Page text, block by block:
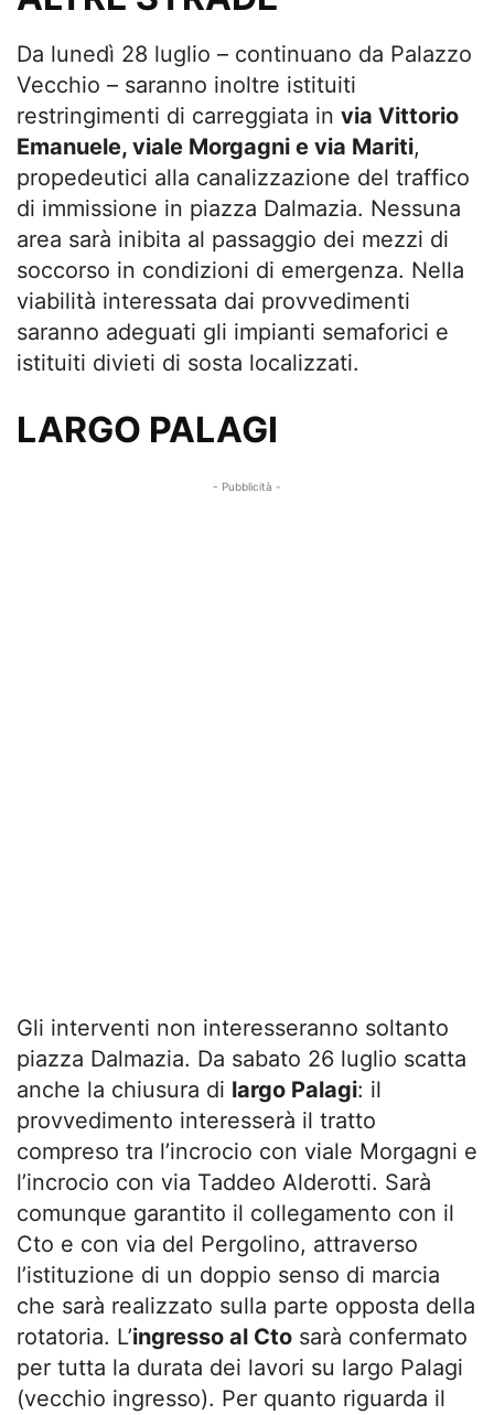
Da lunedì 28 luglio – continuano da Palazzo
Vecchio – saranno inoltre istituiti
restringimenti di carreggiata in via Vittorio
Emanuele, viale Morgagni e via Mariti,
propedeutici alla canalizzazione del traffico
di immissione in piazza Dalmazia. Nessuna
area sarà inibita al passaggio dei mezzi di
soccorso in condizioni di emergenza. Nella
viabilità interessata dai provvedimenti
saranno adeguati gli impianti semaforici e
istituiti divieti di sosta localizzati.
LARGO PALAGI
- Pubblicità -
Gli interventi non interesseranno soltanto
piazza Dalmazia. Da sabato 26 luglio scatta
anche la chiusura di largo Palagi: il
provvedimento interesserà il tratto
compreso tra l’incrocio con viale Morgagni e
l’incrocio con via Taddeo Alderotti. Sarà
comunque garantito il collegamento con il
Cto e con via del Pergolino, attraverso
l’istituzione di un doppio senso di marcia
che sarà realizzato sulla parte opposta della
rotatoria. L’ingresso al Cto sarà confermato
per tutta la durata dei lavori su largo Palagi
(vecchio ingresso). Per quanto riguarda il